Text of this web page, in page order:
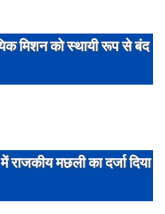
मिशन को स्थायी रूप से बंद
राजकीय मछली का दर्जा दिया